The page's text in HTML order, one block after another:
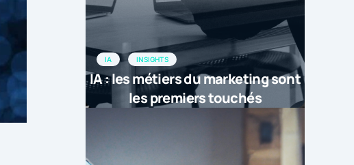
IA INSIGHTS
IA : les métiers du marketing sont
les premiers touchés